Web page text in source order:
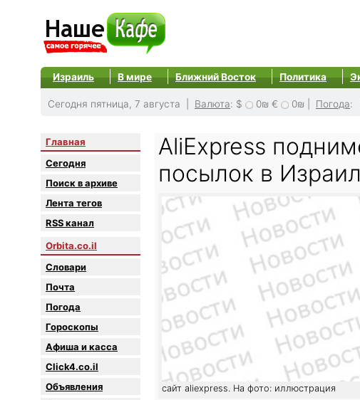
Израиль В мире Ближний Восток Политика
Сегодня пятница, 7 августа | Валюта: $ 0₪ € 0₪ Погода:
Главная
Сегодня
Поиск в архиве
Лента тегов
RSS канал
Orbita.co.il
Словари
Почта
Погода
Гороскопы
Афиша и касса
Click4.co.il
Объявления
AliExpress
посылок в
сайт aliexpress. На фото: иллюстрация